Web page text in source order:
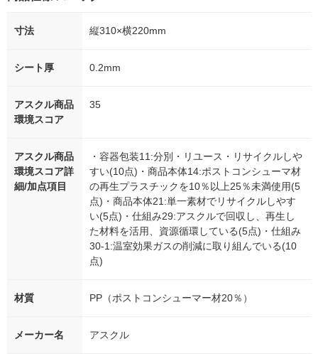
寸法 縦310×横220mm
シート厚 0.2mm
アスクル商品
環境スコア
35
アスクル商品
環境スコア詳
細/加点項目
・容器包装11:分別・リユース・リサイクルしや
すい(10点)・商品本体14:ポストコンシューマ材
の再生プラスチックを10％以上25％未満使用(5
点)・商品本体21:単一素材でリサイクルしやす
い(5点)・仕組み29:アスクルで回収し、再生し
た材料を活用、資源循環している(5点)・仕組み
30-1:温室効果ガスの削減に取り組んでいる(10
点)
材質 PP（ポストコンシューマー材20％）
メーカー名 アスクル